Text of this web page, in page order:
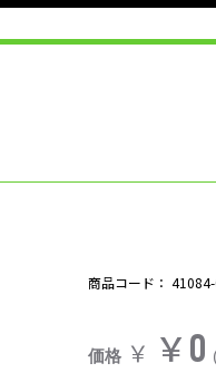
商品コード：
価格 ￥ ￥0